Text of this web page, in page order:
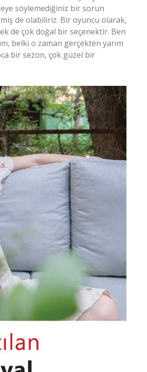
söylemediğiniz bir sorun
de olabiliriz. Bir oyuncu olarak,
de çok doğal bir seçenektir. Ben
belki o zaman gerçekten yarım
bir sezon, çok güzel bir